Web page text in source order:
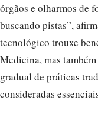
órgãos e olharmos de
buscando pistas”,
tecnológico trouxe
Medicina, mas
gradual de práticas
consideradas